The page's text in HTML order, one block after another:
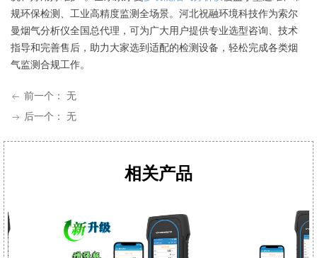
规环保检测、工业高精度监测全场景。河北祝融环境科技作为索尔
曼烟气分析仪全国总代理，可为广大用户提供专业选型咨询、技术
指导和完善售后，助力大家选到适配的检测设备，轻松完成各类烟
气监测合规工作。
ꂃ 前一个： 无
ꁹ 后一个： 无
相关产品